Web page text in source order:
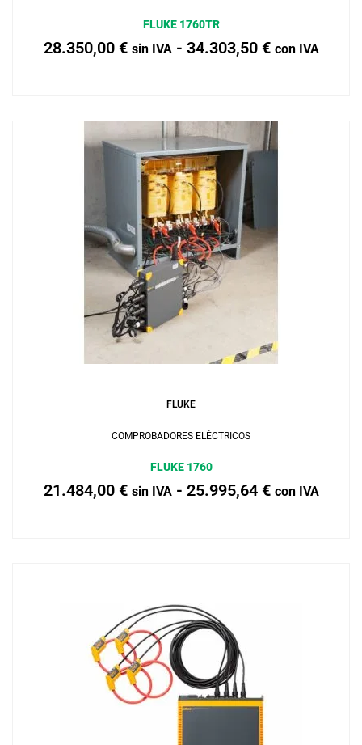
FLUKE 1760TR
28.350,00 € sin IVA- 34.303,50 € con IVA
FLUKE
COMPROBADORES ELÉCTRICOS
FLUKE 1760
21.484,00 € sin IVA- 25.995,64 € con IVA